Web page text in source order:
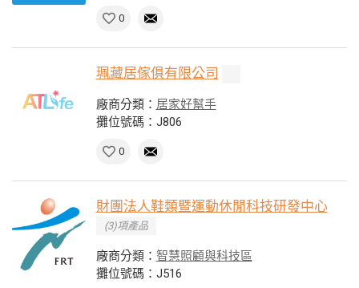
0
珮藏居傢俱有限公司
廠商分類： 居家好幫手
攤位號碼：J806
0
財團法人鞋類暨運動休閒科技研發中心
(3)項產品
廠商分類： 智慧照顧與科技區
攤位號碼：J516